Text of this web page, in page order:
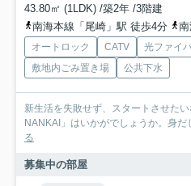
43.80㎡ (1LDK) /築2年 /3階建
南海本線「尾崎」駅 徒歩4分
南
オートロック CATV 光ファイ
敷地内ごみ置き場
公共下水
新生活を失敗せず、スタートさせた
NANKAI」はいかがでしょうか。身だ
る
募集中の部屋